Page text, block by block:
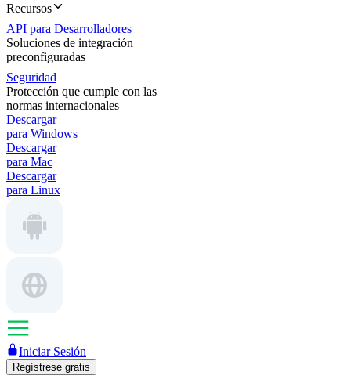
Recursos
API para Desarrolladores
Soluciones de integración
preconfiguradas
Seguridad
Protección que cumple con las
normas internacionales
Descargar
para Windows
Descargar
para Mac
Descargar
para Linux
Iniciar Sesión
Regístrese gratis